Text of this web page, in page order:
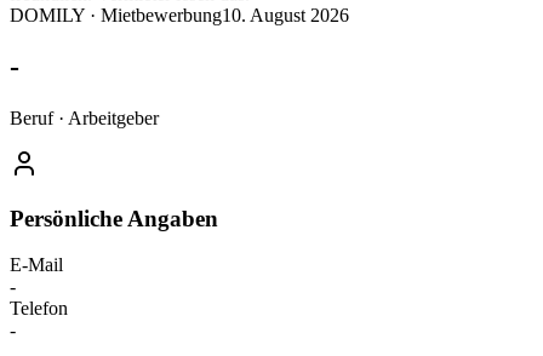
DOMILY · Mietbewerbung10. August 2026
-
Beruf· Arbeitgeber
Persönliche Angaben
E-Mail
-
Telefon
-